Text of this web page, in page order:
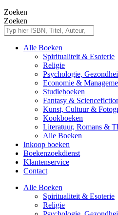
Zoeken
Zoeken
Alle Boeken
Spiritualiteit & Esoterie
Religie
Psychologie,
Economie &
Studieboeken
Fantasy &
Kunst, Cultuur &
Kookboeken
Literatuur, Romans &
Alle Boeken
Inkoop boeken
Boekenzoekdienst
Klantenservice
Contact
Alle Boeken
Spiritualiteit & Esoterie
Religie